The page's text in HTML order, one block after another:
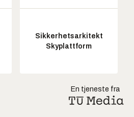
Sikkerhetsarkitekt
Skyplattform
En tjeneste fra